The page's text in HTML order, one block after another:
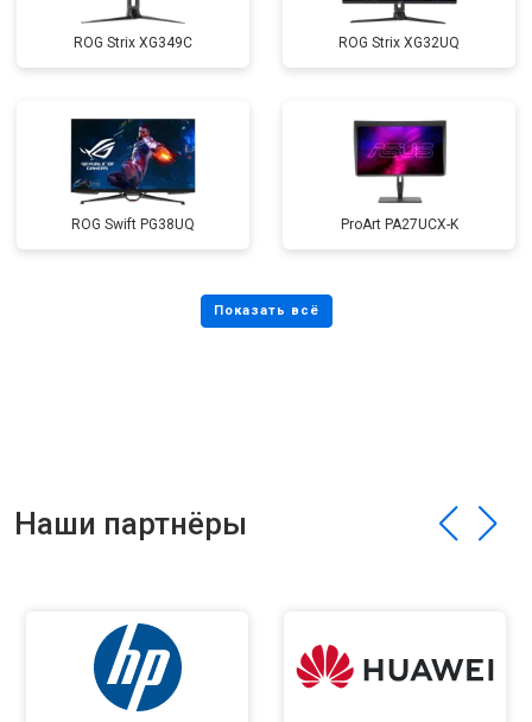
ROG Strix XG349C ROG Strix XG32UQ
ROG Swift PG38UQ ProArt PA27UCX-K
Наши партнёры